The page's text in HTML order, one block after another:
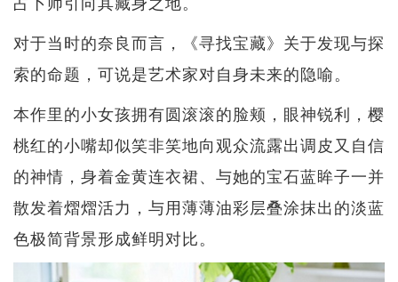
对于当时的奈良而言，《寻找宝藏》关于发现与探
索的命题，可说是艺术家对自身未来的隐喻。
本作里的小女孩拥有圆滚滚的脸颊，眼神锐利，樱
桃红的小嘴却似笑非笑地向观众流露出调皮又自信
的神情，身着金黄连衣裙、与她的宝石蓝眸子一并
散发着熠熠活力，与用薄薄油彩层叠涂抹出的淡蓝
色极简背景形成鲜明对比。